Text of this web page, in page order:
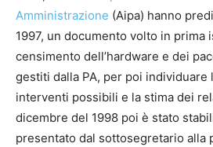
Amministrazione (Aipa) hanno
1997, un documento volto in prima
censimento dell’hardware e dei
gestiti dalla PA, per poi individuare
interventi possibili e la stima dei
dicembre del 1998 poi è stato
presentato dal sottosegretario alla